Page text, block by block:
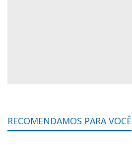
RECOMENDAMOS PARA VOCÊ